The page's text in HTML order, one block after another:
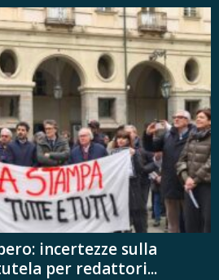
incertezze sulla
per redattori...